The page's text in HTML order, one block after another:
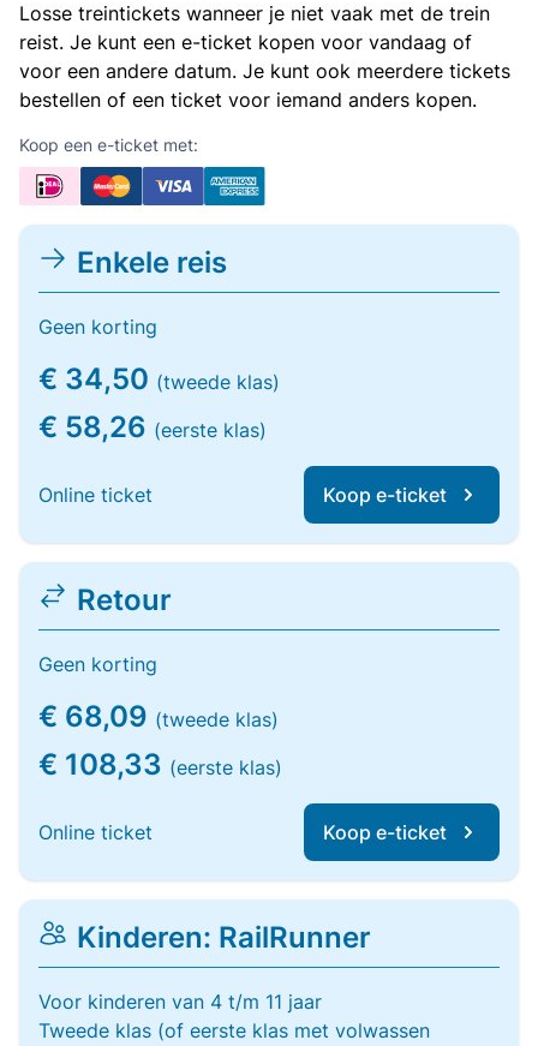
Losse treintickets wanneer je niet vaak met de trein
reist. Je kunt een e-ticket kopen voor vandaag of
voor een andere datum. Je kunt ook meerdere tickets
bestellen of een ticket voor iemand anders kopen.
Koop een e-ticket met:
Enkele reis
Geen korting
€ 34,50 (tweede klas)
€ 58,26 (eerste klas)
Online ticket Koop e-ticket
Retour
Geen korting
€ 68,09 (tweede klas)
€ 108,33 (eerste klas)
Online ticket Koop e-ticket
Kinderen: RailRunner
Voor kinderen van 4 t/m 11 jaar
Tweede klas (of eerste klas met volwassen